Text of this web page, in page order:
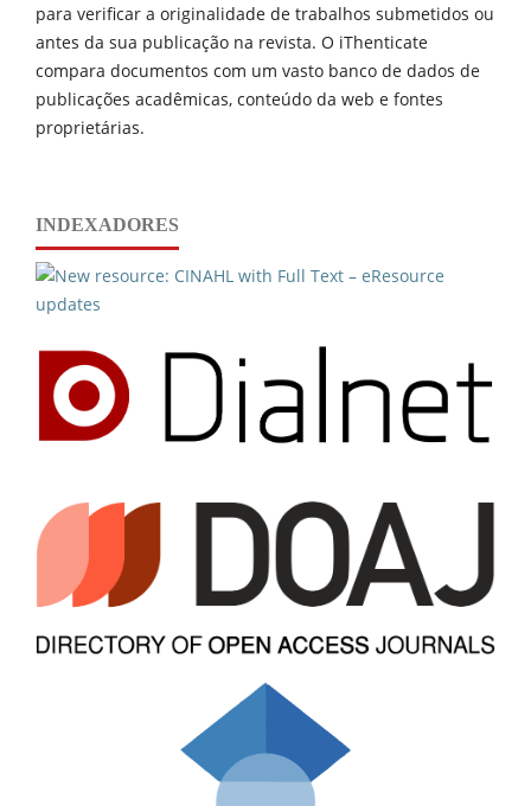
para verificar a originalidade de trabalhos submetidos ou
antes da sua publicação na revista. O iThenticate
compara documentos com um vasto banco de dados de
publicações acadêmicas, conteúdo da web e fontes
proprietárias.
INDEXADORES